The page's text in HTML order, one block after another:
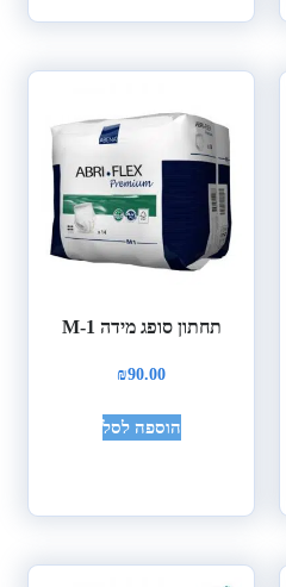
תחתון סופג מידה M-1
₪90.00
הוספה לסל